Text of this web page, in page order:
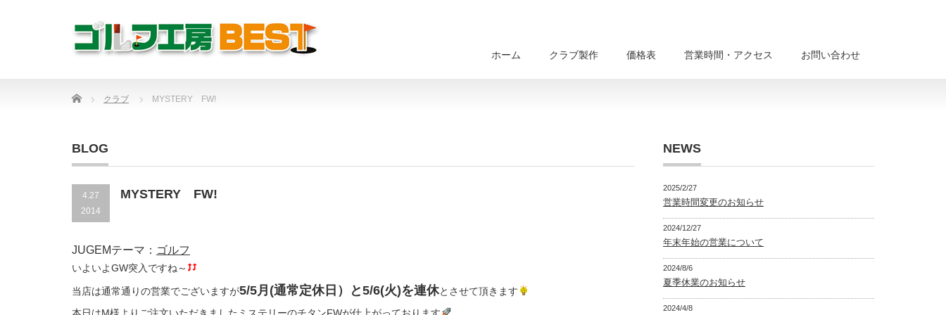
ホーム クラブ製作 価格表 営業時間・アクセス お問い合わせ
Home クラブ MYSTERY FW!
BLOG
4.27
2014
MYSTERY FW!
JUGEMテーマ： ゴルフ
いよいよGW突入ですね～
当店は通常通りの営業でございますが5/5月(通常定休日）と5/6(火)を連休とさせて頂きます
NEWS
2025/2/27
営業時間変更のお知らせ
2024/12/27
年末年始の営業について
2024/8/6
夏季休業のお知らせ
2024/4/8